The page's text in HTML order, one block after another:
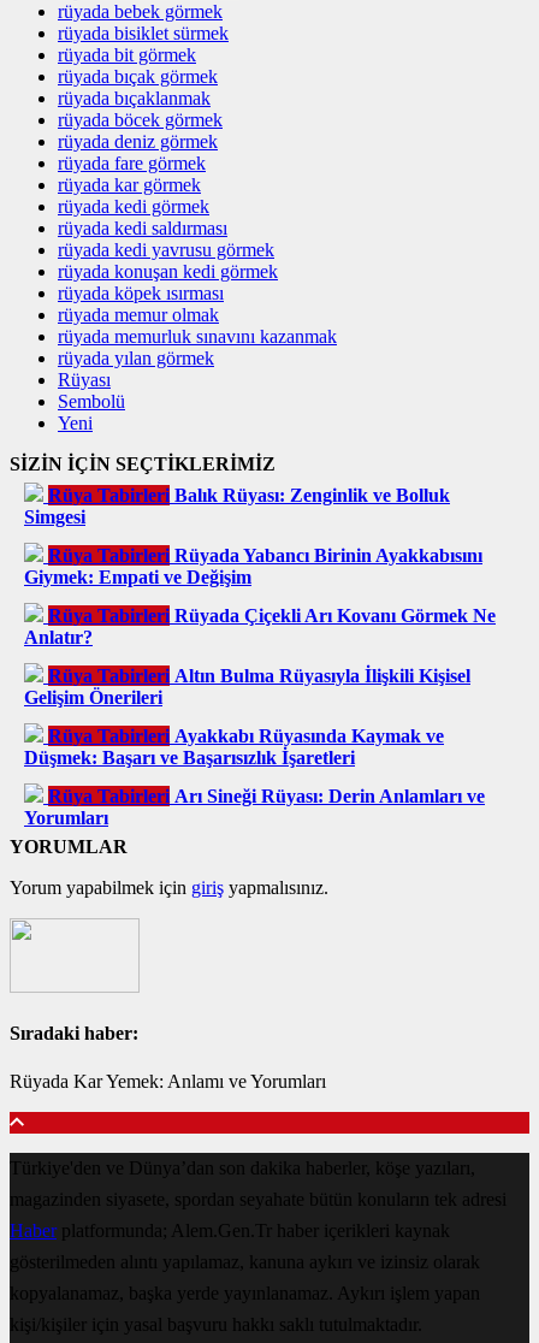
rüyada bebek görmek
rüyada bisiklet sürmek
rüyada bit görmek
rüyada bıçak görmek
rüyada bıçaklanmak
rüyada böcek görmek
rüyada deniz görmek
rüyada fare görmek
rüyada kar görmek
rüyada kedi görmek
rüyada kedi saldırması
rüyada kedi yavrusu görmek
rüyada konuşan kedi görmek
rüyada köpek ısırması
rüyada memur olmak
rüyada memurluk sınavını kazanmak
rüyada yılan görmek
Rüyası
Sembolü
Yeni
SİZİN İÇİN SEÇTİKLERİMİZ
Rüya Tabirleri Balık Rüyası: Zenginlik ve Bolluk
Simgesi
Rüya Tabirleri Rüyada Yabancı Birinin Ayakkabısını
Giymek: Empati ve Değişim
Rüya Tabirleri Rüyada Çiçekli Arı Kovanı Görmek Ne
Anlatır?
Rüya Tabirleri Altın Bulma Rüyasıyla İlişkili Kişisel
Gelişim Önerileri
Rüya Tabirleri Ayakkabı Rüyasında Kaymak ve
Düşmek: Başarı ve Başarısızlık İşaretleri
Rüya Tabirleri Arı Sineği Rüyası: Derin Anlamları ve
Yorumları
YORUMLAR
Yorum yapabilmek için giriş yapmalısınız.
Sıradaki haber:
Rüyada Kar Yemek: Anlamı ve Yorumları
Türkiye'den ve Dünya’dan son dakika haberler, köşe yazıları,
magazinden siyasete, spordan seyahate bütün konuların tek adresi
Haberplatformunda; Alem.Gen.Tr haber içerikleri kaynak
gösterilmeden alıntı yapılamaz, kanuna aykırı ve izinsiz olarak
kopyalanamaz, başka yerde yayınlanamaz. Aykırı işlem yapan
kişi/kişiler için yasal başvuru hakkı saklı tutulmaktadır.